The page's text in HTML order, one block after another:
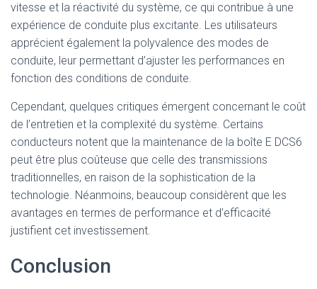
vitesse et la réactivité du système, ce qui contribue à une
expérience de conduite plus excitante. Les utilisateurs
apprécient également la polyvalence des modes de
conduite, leur permettant d’ajuster les performances en
fonction des conditions de conduite.
Cependant, quelques critiques émergent concernant le coût
de l’entretien et la complexité du système. Certains
conducteurs notent que la maintenance de la boîte E DCS6
peut être plus coûteuse que celle des transmissions
traditionnelles, en raison de la sophistication de la
technologie. Néanmoins, beaucoup considèrent que les
avantages en termes de performance et d’efficacité
justifient cet investissement.
Conclusion